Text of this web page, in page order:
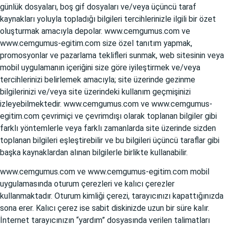
günlük dosyaları, boş gif dosyaları ve/veya üçüncü taraf
kaynakları yoluyla topladığı bilgileri tercihlerinizle ilgili bir özet
oluşturmak amacıyla depolar. www.cemgumus.com ve
www.cemgumus-egitim.com size özel tanıtım yapmak,
promosyonlar ve pazarlama teklifleri sunmak, web sitesinin veya
mobil uygulamanın içeriğini size göre iyileştirmek ve/veya
tercihlerinizi belirlemek amacıyla; site üzerinde gezinme
bilgilerinizi ve/veya site üzerindeki kullanım geçmişinizi
izleyebilmektedir. www.cemgumus.com ve www.cemgumus-
egitim.com çevrimiçi ve çevrimdışı olarak toplanan bilgiler gibi
farklı yöntemlerle veya farklı zamanlarda site üzerinde sizden
toplanan bilgileri eşleştirebilir ve bu bilgileri üçüncü taraflar gibi
başka kaynaklardan alınan bilgilerle birlikte kullanabilir.
www.cemgumus.com ve www.cemgumus-egitim.com mobil
uygulamasında oturum çerezleri ve kalıcı çerezler
kullanmaktadır. Oturum kimliği çerezi, tarayıcınızı kapattığınızda
sona erer. Kalıcı çerez ise sabit diskinizde uzun bir süre kalır.
İnternet tarayıcınızın “yardım” dosyasında verilen talimatları